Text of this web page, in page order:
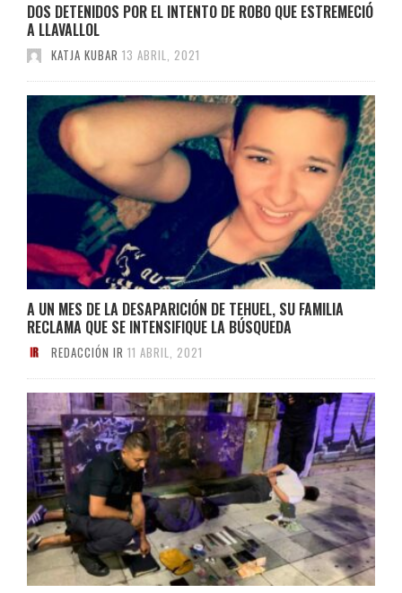
DOS DETENIDOS POR EL INTENTO DE ROBO QUE ESTREMECIÓ
A LLAVALLOL
KATJA KUBAR 13 ABRIL, 2021
A UN MES DE LA DESAPARICIÓN DE TEHUEL, SU FAMILIA
RECLAMA QUE SE INTENSIFIQUE LA BÚSQUEDA
REDACCIÓN IR 11 ABRIL, 2021